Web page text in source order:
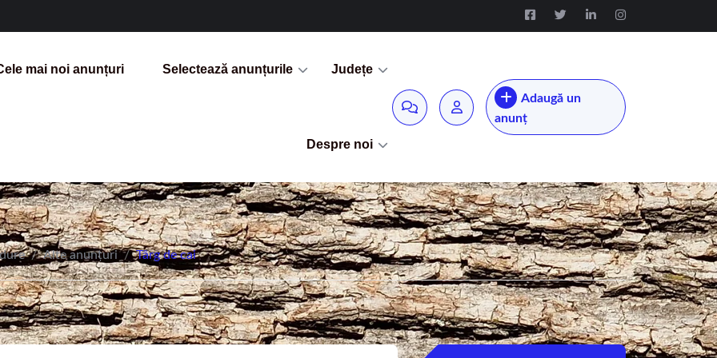
mai noi anunțuri Selectează anunțurile Județe
Despre noi
Adaugă un
anunț
/ Alte anunțuri / Târg de cai